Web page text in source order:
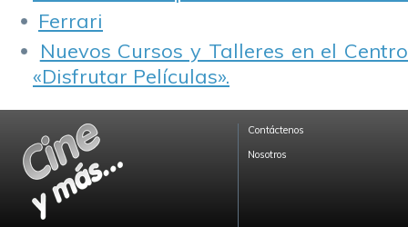
Ferrari
Nuevos Cursos y Talleres en el
«Disfrutar Películas».
Contáctenos
Nosotros